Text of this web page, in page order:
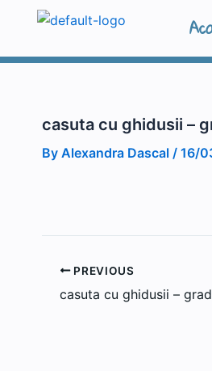
casuta cu ghidusii –
By Alexandra Dascal / 16/
PREVIOUS
casuta cu ghidusii –